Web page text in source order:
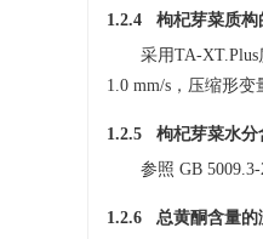
1.2.4 枸杞芽菜质构
采用TA-
1.0 mm/s，压缩形
1.2.5 枸杞芽菜水分
参照 GB
1.2.6 总黄酮含量的